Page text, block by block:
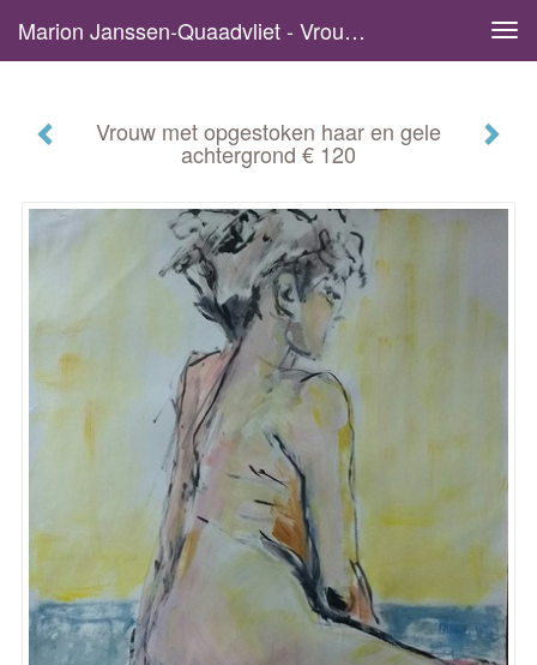
Marion Janssen-Quaadvliet - Vrouw Met Opgestoken Haar En Gele Achtergrond € 120
Vrouw met opgestoken haar en gele
achtergrond € 120